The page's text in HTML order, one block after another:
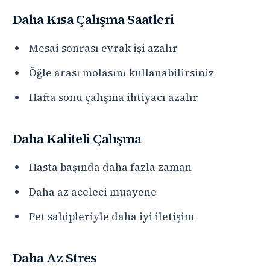
Daha Kısa Çalışma Saatleri
Mesai sonrası evrak işi azalır
Öğle arası molasını kullanabilirsiniz
Hafta sonu çalışma ihtiyacı azalır
Daha Kaliteli Çalışma
Hasta başında daha fazla zaman
Daha az aceleci muayene
Pet sahipleriyle daha iyi iletişim
Daha Az Stres